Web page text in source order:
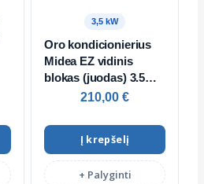
3,5 kW
Oro kondicionierius
Midea EZ vidinis
blokas (juodas) 3.5
kW/3.8 kW210,00 €
Į krepšelį
+ Palyginti